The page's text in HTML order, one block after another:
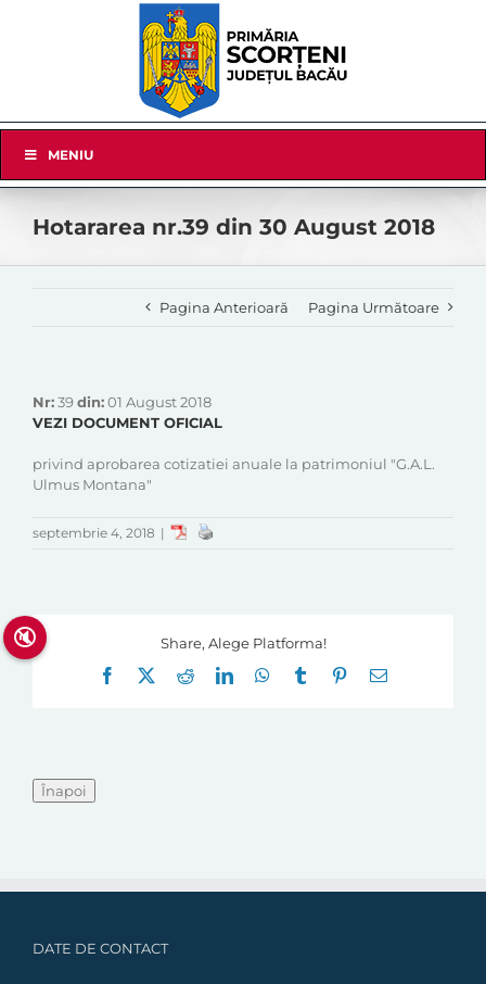
Navigation
MENIU
Hotararea nr.39 din 30 August 2018
Pagina Anterioară Pagina Următoare
Nr:39din:01 August 2018
VEZI DOCUMENT OFICIAL
privind aprobarea cotizatiei anuale la patrimoniul "G.A.L.
Ulmus Montana"
septembrie 4, 2018 |
Share, Alege Platforma!
Facebook
RedditLinkedInWhatsApp
Tumblr Pinterest
E-
DATE DE CONTACT
🔇